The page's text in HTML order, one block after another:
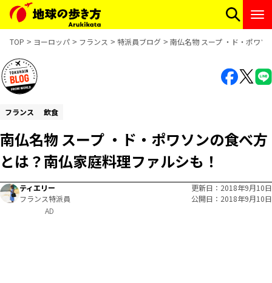
TOP ヨーロッパ フランス 特派員ブログ 南仏名物 スープ ・ド・ポワ
フランス 飲食
南仏名物 スープ ・ド・ポワソンの食べ方
とは？南仏家庭料理ファルシも！
ティエリー
フランス特派員
更新日
2018年9月10日
公開日
2018年9月10日
AD